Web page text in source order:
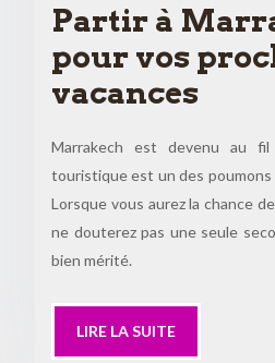
Partir à
pour vos
vacances
Marrakech est devenu au
touristique est un des poumons
Lorsque vous aurez la chance
ne douterez pas une seule
bien mérité.
LIRE LA SUITE